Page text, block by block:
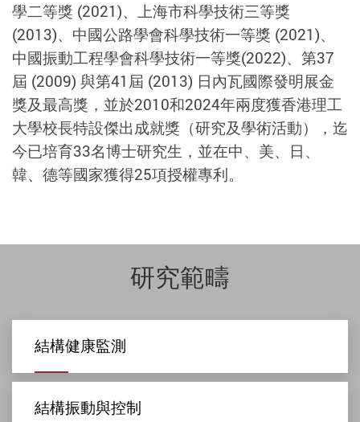
學二等獎 (2021)、上海市科學技術三等獎
(2013)、中國公路學會科學技術一等獎 (2021)、
中國振動工程學會科學技術一等獎(2022)、第37
屆 (2009) 與第41屆 (2013) 日內瓦國際發明展金
獎及最高獎，並於2010和2024年兩度獲香港理工
大學校長特設傑出成就獎（研究及學術活動），迄
今已培育33名博士研究生，並在中、美、日、
韓、德等國家獲得25項授權專利。
研究範疇
結構健康監測
結構振動與控制